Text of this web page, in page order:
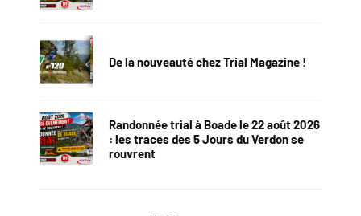
De la nouveauté chez Trial Magazine !
Randonnée trial à Boade le 22 août 2026
: les traces des 5 Jours du Verdon se
rouvrent